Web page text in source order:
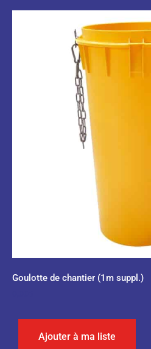
Goulotte de chantier (1m suppl.)
Ajouter à ma liste